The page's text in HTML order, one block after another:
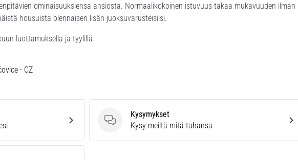
ominaisuuksiensa ansiosta. Normaalikokoinen istuvuus takaa mukavuuden ilman
housuista olennaisen lisän juoksuvarusteisiisi.
luottamuksella ja tyylillä.
- CZ
Kysymykset
Kysymykset
Kysy meiltä mitä tahansa